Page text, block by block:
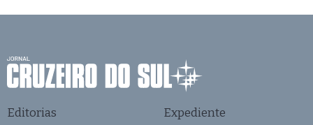
Editorias Expediente